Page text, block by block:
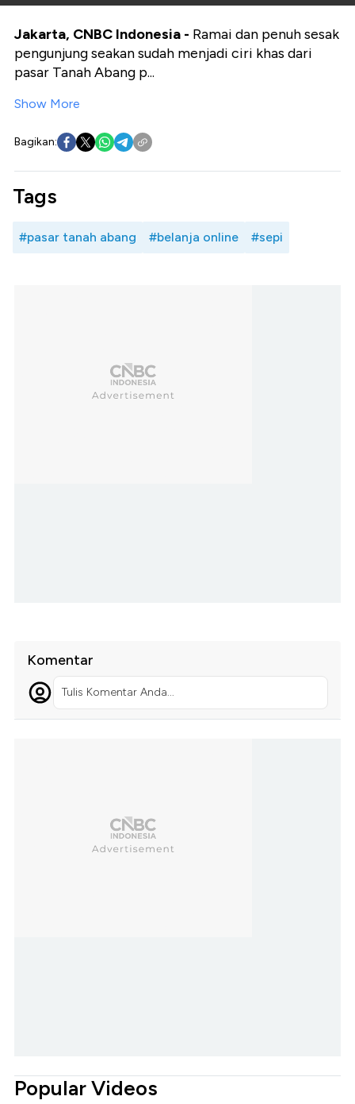
Jakarta, CNBC Indonesia - Ramai dan penuh sesak
pengunjung seakan sudah menjadi ciri khas dari
pasar Tanah Abang p...
Show More
Bagikan:
Tags
#pasar tanah abang #belanja online #sepi
Komentar
Tulis Komentar Anda...
Popular Videos